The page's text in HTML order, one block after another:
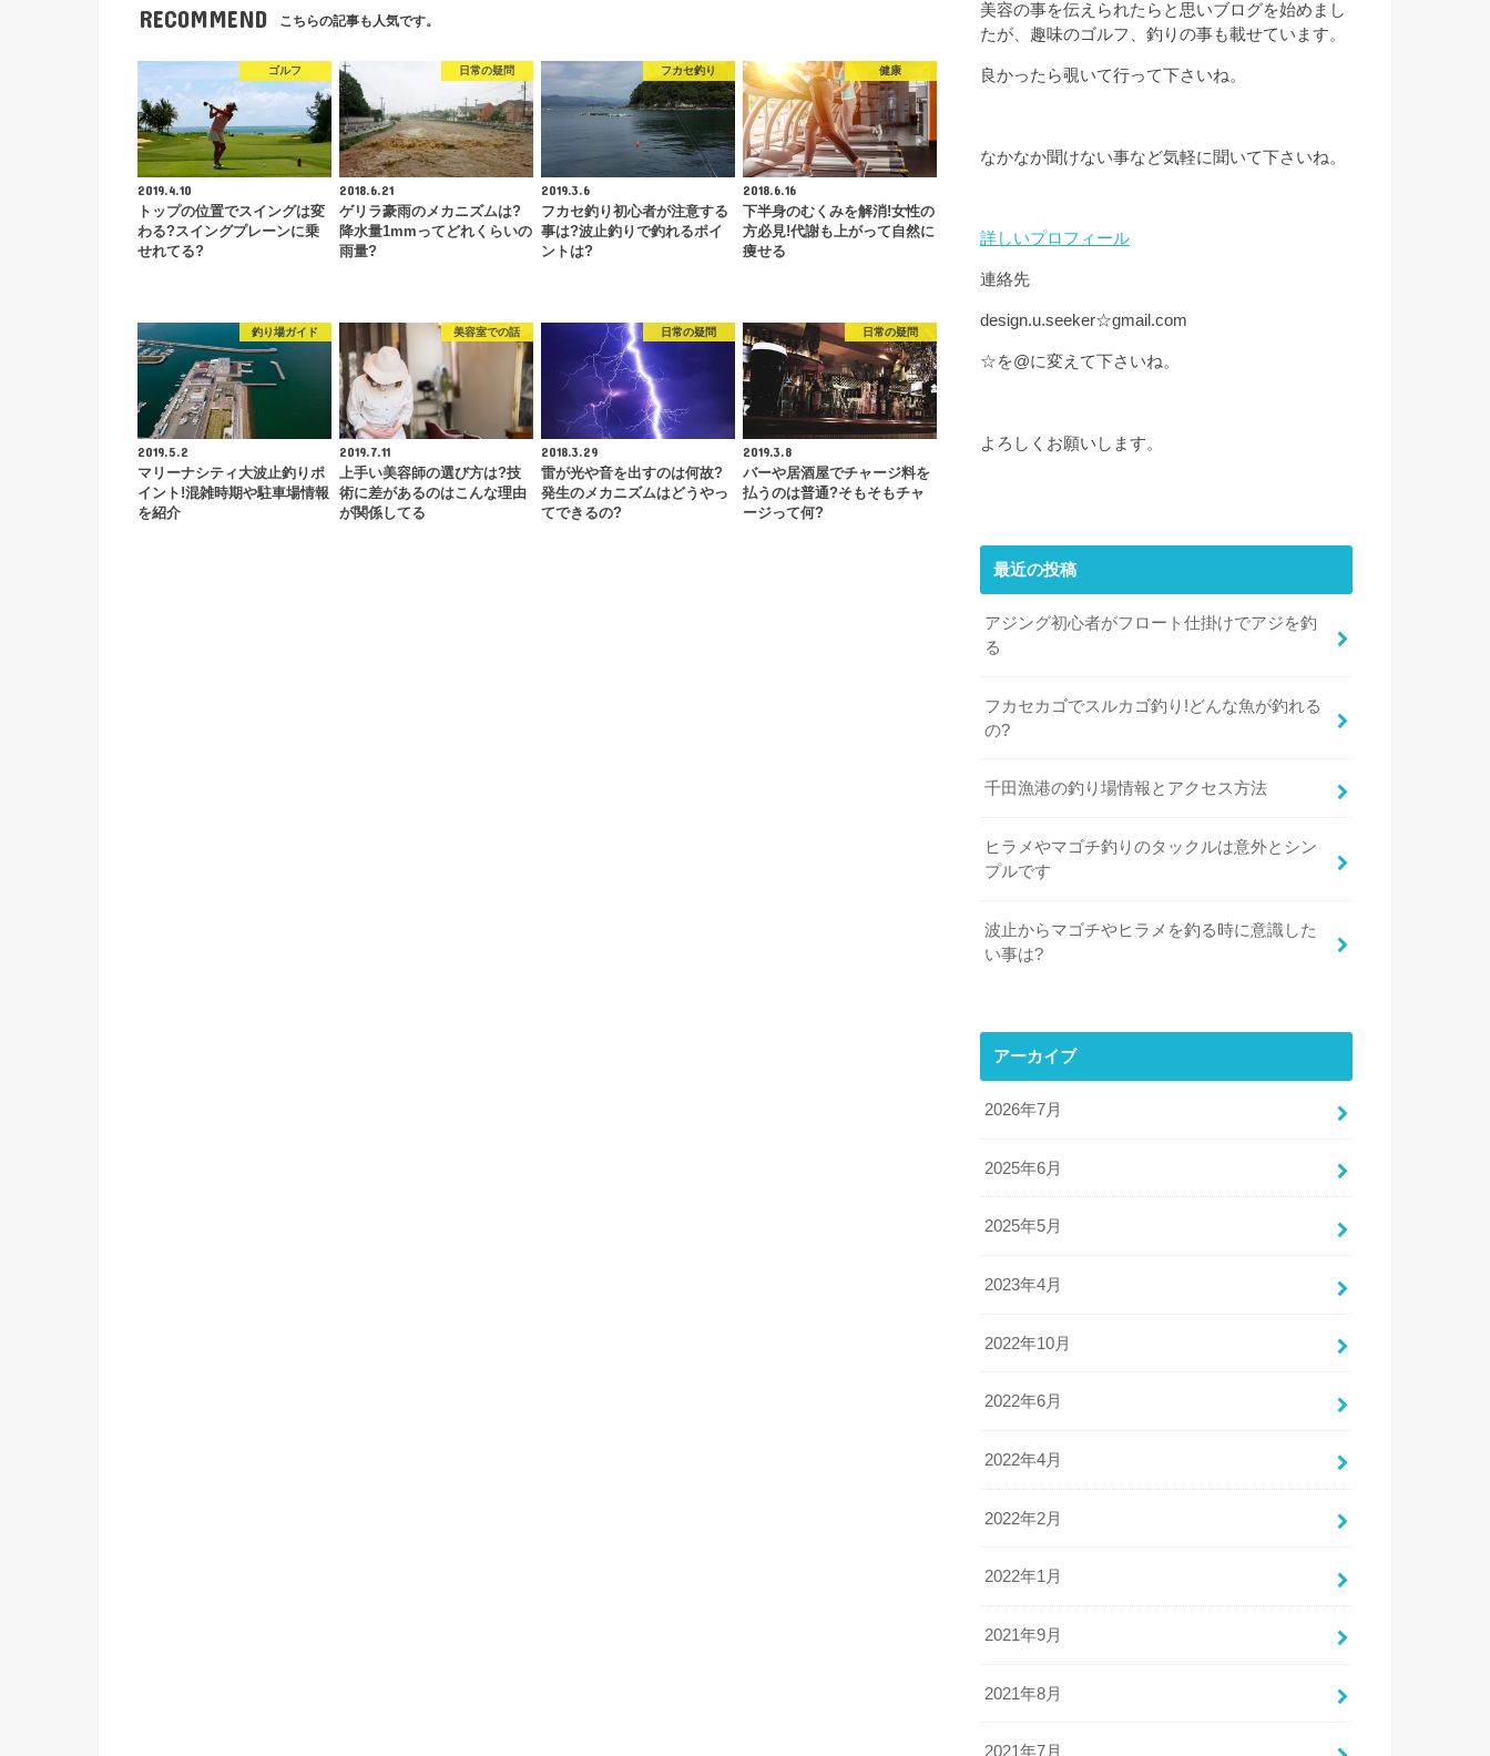
RECOMMEND こちらの記事も人気です。
ゴルフ
2019.4.10
トップの位置でスイングは変
わる?スイングプレーンに乗
せれてる?
日常の疑問
2018.6.21
ゲリラ豪雨のメカニズムは?
降水量1mmってどれくらいの
雨量?
フカセ釣り
2019.3.6
フカセ釣り初心者が注意する
事は?波止釣りで釣れるポイ
ントは?
健康
2018.6.16
下半身のむくみを解消!女性の
方必見!代謝も上がって自然に
痩せる
釣り場ガイド
2019.5.2
マリーナシティ大波止釣りポ
イント!混雑時期や駐車場情報
を紹介
美容室での話
2019.7.11
上手い美容師の選び方は?技
術に差があるのはこんな理由
が関係してる
日常の疑問
2018.3.29
雷が光や音を出すのは何故?
発生のメカニズムはどうやっ
てできるの?
日常の疑問
2019.3.8
バーや居酒屋でチャージ料を
払うのは普通?そもそもチャ
ージって何?
美容の事を伝えられたらと思いブログを始めまし
たが、趣味のゴルフ、釣りの事も載せています。
良かったら覗いて行って下さいね。
なかなか聞けない事など気軽に聞いて下さいね。
詳しいプロフィール
連絡先
design.u.seeker☆gmail.com
☆を@に変えて下さいね。
よろしくお願いします。
最近の投稿
アジング初心者がフロート仕掛けでアジを釣
る
フカセカゴでスルカゴ釣り!どんな魚が釣れる
の?
千田漁港の釣り場情報とアクセス方法
ヒラメやマゴチ釣りのタックルは意外とシン
プルです
波止からマゴチやヒラメを釣る時に意識した
い事は?
アーカイブ
2026年7月
2025年6月
2025年5月
2023年4月
2022年10月
2022年6月
2022年4月
2022年2月
2022年1月
2021年9月
2021年8月
2021年7月